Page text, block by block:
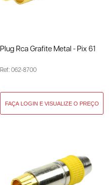
Plug Rca Grafite Metal - Pix 61
Ref: 062-8700